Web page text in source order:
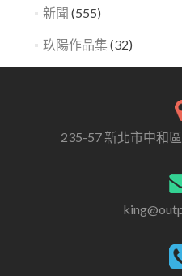
新聞 (555)
玖陽作品集 (32)
235-57 新北市中和